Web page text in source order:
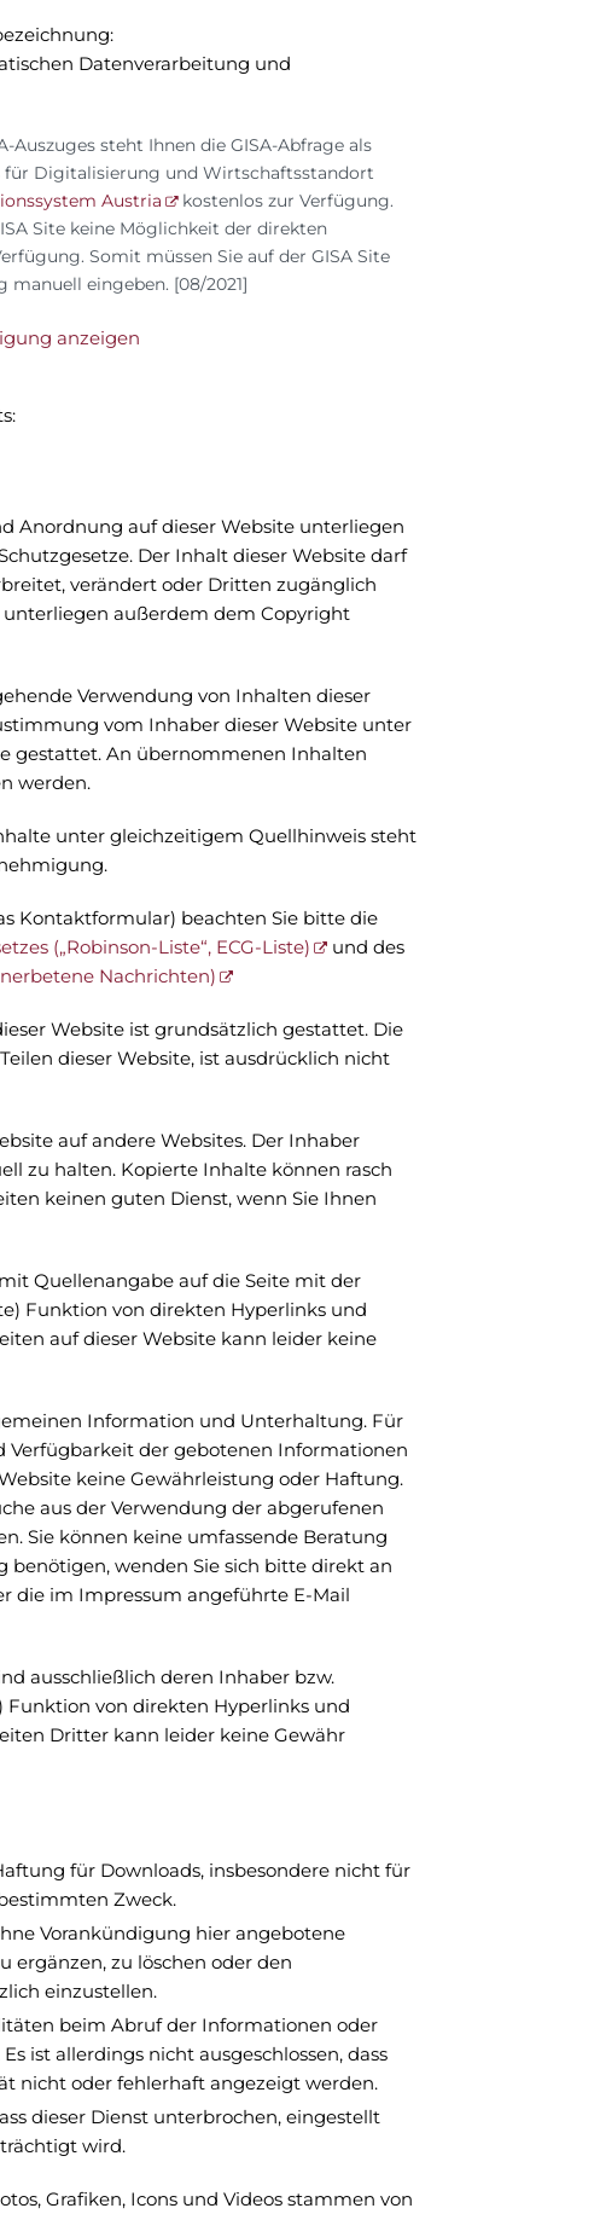
Datenverarbeitung und
Auszuges steht Ihnen die GISA-Abfrage als
für Digitalisierung und Wirtschaftsstandort
Austria
kostenlos zur Verfügung.
Site keine Möglichkeit der direkten
Somit müssen Sie auf der GISA Site
manuell eingeben. [08/2021]
anzeigen
Anordnung auf dieser Website unterliegen
Der Inhalt dieser Website darf
verändert oder Dritten zugänglich
außerdem dem Copyright
Verwendung von Inhalten dieser
vom Inhaber dieser Website unter
gestattet. An übernommenen Inhalten
werden.
unter gleichzeitigem Quellhinweis steht
Kontaktformular) beachten Sie bitte die
(„Robinson-Liste“, ECG-Liste)
und des
Nachrichten)
Website ist grundsätzlich gestattet. Die
dieser Website, ist ausdrücklich nicht
auf andere Websites. Der Inhaber
zu halten. Kopierte Inhalte können rasch
keinen guten Dienst, wenn Sie Ihnen
Quellenangabe auf die Seite mit der
Funktion von direkten Hyperlinks und
auf dieser Website kann leider keine
Information und Unterhaltung. Für
der gebotenen Informationen
keine Gewährleistung oder Haftung.
aus der Verwendung der abgerufenen
Sie können keine umfassende Beratung
benötigen, wenden Sie sich bitte direkt an
die im Impressum angeführte E-Mail
ausschließlich deren Inhaber bzw.
von direkten Hyperlinks und
Dritter kann leider keine Gewähr
für Downloads, insbesondere nicht für
Zweck.
Vorankündigung hier angebotene
ergänzen, zu löschen oder den
einzustellen.
beim Abruf der Informationen oder
ist allerdings nicht ausgeschlossen, dass
nicht oder fehlerhaft angezeigt werden.
dieser Dienst unterbrochen, eingestellt
wird.
Grafiken, Icons und Videos stammen von